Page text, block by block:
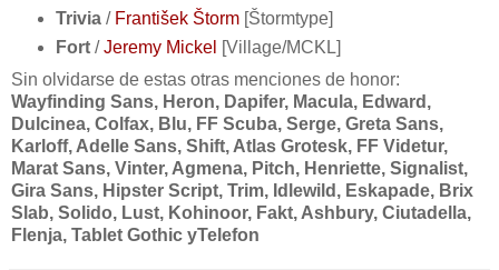
Trivia / František Štorm[Štormtype]
Fort/Jeremy Mickel [Village/MCKL]
Sin olvidarse de estas otras menciones de honor:
Wayfinding Sans, Heron, Dapifer, Macula, Edward,
Dulcinea, Colfax, Blu, FF Scuba, Serge, Greta Sans,
Karloff, Adelle Sans, Shift, Atlas Grotesk, FF Videtur,
Marat Sans, Vinter, Agmena, Pitch, Henriette, Signalist,
Gira Sans, Hipster Script, Trim, Idlewild, Eskapade, Brix
Slab, Solido, Lust, Kohinoor, Fakt, Ashbury, Ciutadella,
Flenja, Tablet Gothic yTelefon